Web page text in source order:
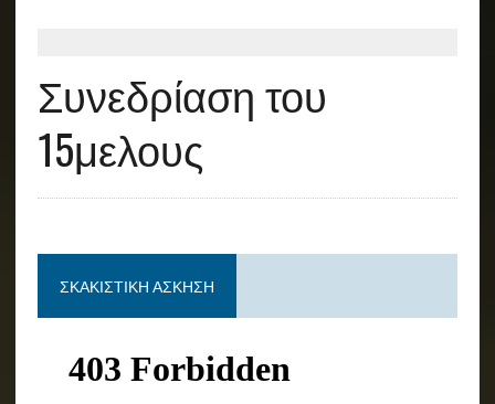
Συνεδρίαση του
15μελους
ΣΚΑΚΙΣΤΙΚΉ ΆΣΚΗΣΗ